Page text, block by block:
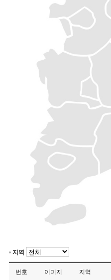
지역
번호 이미지 지역